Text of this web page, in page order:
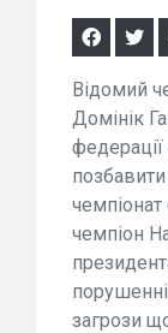
Відомий
Домінік
чемпіонат
чемпіон
загрози